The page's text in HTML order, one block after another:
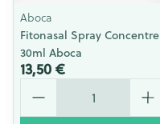
Aboca
Fitonasal Spray Concentre
30ml Aboca
13,50 €
Quantité